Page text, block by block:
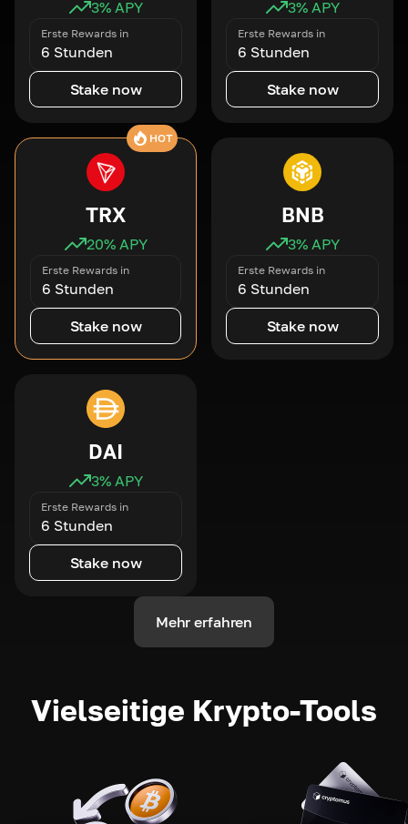
3% APY
Erste Rewards in
6 Stunden
Stake now
3% APY
Erste Rewards in
6 Stunden
Stake now
HOT
TRX
20% APY
Erste Rewards in
6 Stunden
Stake now
BNB
3% APY
Erste Rewards in
6 Stunden
Stake now
DAI
3% APY
Erste Rewards in
6 Stunden
Stake now
Mehr erfahren
Vielseitige Krypto-Tools